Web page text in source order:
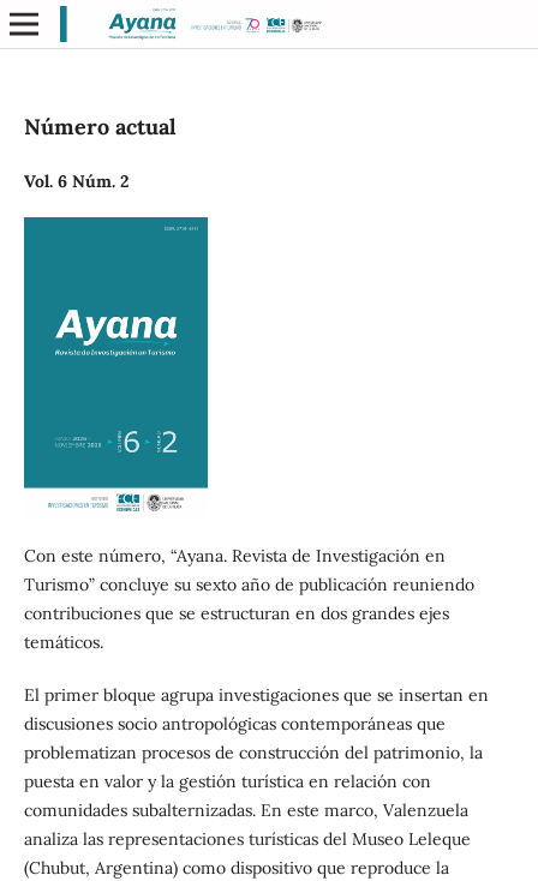
Número actual
Vol. 6 Núm. 2
Con este número, “Ayana. Revista de Investigación en
Turismo” concluye su sexto año de publicación reuniendo
contribuciones que se estructuran en dos grandes ejes
temáticos.
El primer bloque agrupa investigaciones que se insertan en
discusiones socio antropológicas contemporáneas que
problematizan procesos de construcción del patrimonio, la
puesta en valor y la gestión turística en relación con
comunidades subalternizadas. En este marco, Valenzuela
analiza las representaciones turísticas del Museo Leleque
(Chubut, Argentina) como dispositivo que reproduce la